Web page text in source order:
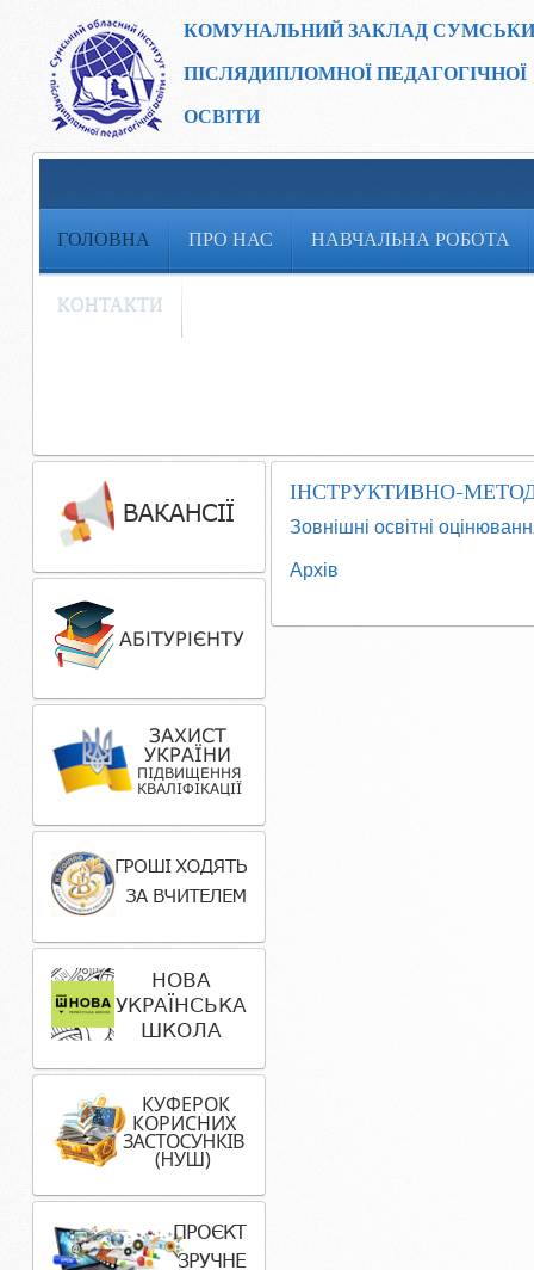
КОМУНАЛЬНИЙ ЗАКЛАД
ПІСЛЯДИПЛОМНОЇ ПЕДАГОГІЧНОЇ
ОСВІТИ
ГОЛОВНА ПРО НАС НАВЧАЛЬНА РОБОТА
КОНТАКТИ
ІНСТРУКТИВНО-
Зовнішні освітні
Архів